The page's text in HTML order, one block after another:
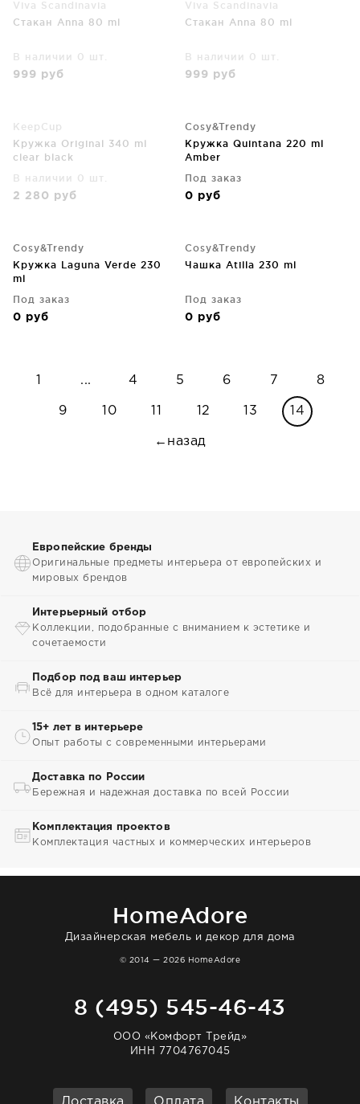
Viva Scandinavia
Стакан Annа 80 ml
В наличии 0 шт.
999 руб
Viva Scandinavia
Стакан Annа 80 ml
В наличии 0 шт.
999 руб
KeepCup
Кружка Original 340 ml
clear black
В наличии 0 шт.
2 280 руб
Cosy&Trendy
Кружка Quintana 220 ml
Amber
Под заказ
0 руб
Cosy&Trendy
Кружка Laguna Verde 230
ml
Под заказ
0 руб
Cosy&Trendy
Чашка Atilla 230 ml
Под заказ
0 руб
... 4 5 6 7 8
9 10 12 13 14
←назад
Европейские бренды
Оригинальные предметы интерьера от европейских и
мировых брендов
Интерьерный отбор
Коллекции, подобранные с вниманием к эстетике и
сочетаемости
Подбор под ваш интерьер
Всё для интерьера в одном каталоге
15+ лет в интерьере
Опыт работы с современными интерьерами
Доставка по России
Бережная и надежная доставка по всей России
Комплектация проектов
Комплектация частных и коммерческих интерьеров
HomeAdore
Дизайнерская мебель и декор для дома
© 2014 — 2026 HomeAdore
8 (495) 545-46-43
ООО «Комфорт Трейд»
ИНН 7704767045